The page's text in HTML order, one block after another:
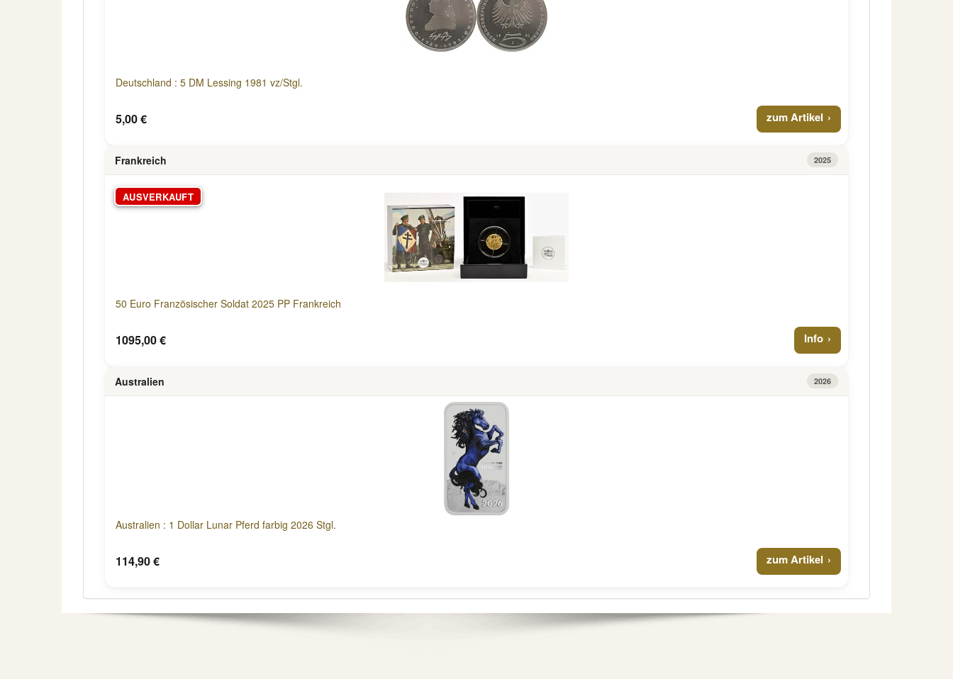
Deutschland : 5 DM Lessing 1981 vz/Stgl.
5,00 € zum Artikel
Frankreich 2025
AUSVERKAUFT
50 Euro Französischer Soldat 2025 PP Frankreich
1095,00 € Info
Australien 2026
Australien : 1 Dollar Lunar Pferd farbig 2026 Stgl.
114,90 € zum Artikel